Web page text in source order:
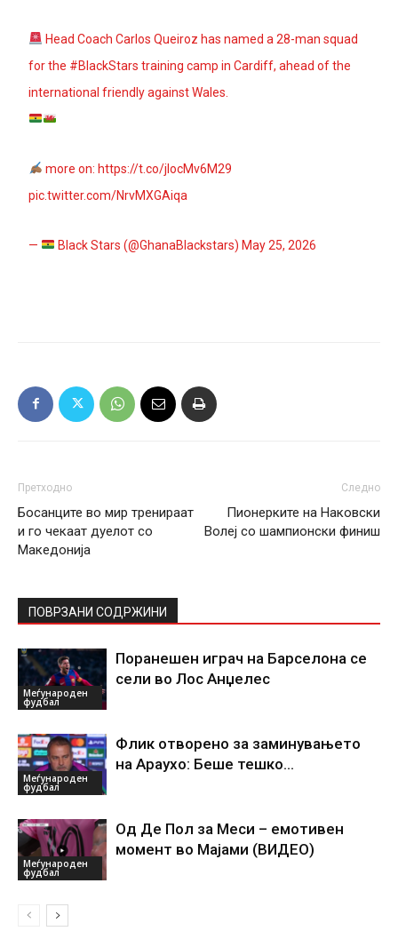
Head Coach Carlos Queiroz has named a 28-man squad
for the #BlackStars training camp in Cardiff, ahead of the
international friendly against Wales.
more on: https://t.co/jIocMv6M29
pic.twitter.com/NrvMXGAiqa
— Black Stars (@GhanaBlackstars) May 25, 2026
Претходно
Босанците во мир тренираат
и го чекаат дуелот со
Македонија
Следно
Пионерките на Наковски
Волеј со шампионски финиш
ПОВРЗАНИ СОДРЖИНИ
Меѓународен
фудбал
Поранешен играч на Барселона се
сели во Лос Анџелес
Меѓународен
фудбал
Флик отворено за заминувањето
на Араухо: Беше тешко…
Меѓународен
фудбал
Од Де Пол за Меси – емотивен
момент во Мајами (ВИДЕО)